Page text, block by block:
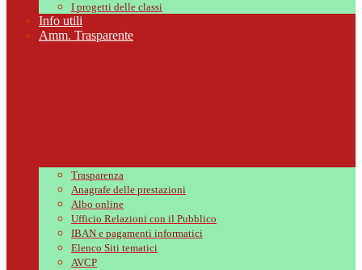
I progetti delle classi
Info utili
Amm. Trasparente
Trasparenza
Anagrafe delle prestazioni
Albo online
Ufficio Relazioni con il Pubblico
IBAN e pagamenti informatici
Elenco Siti tematici
AVCP